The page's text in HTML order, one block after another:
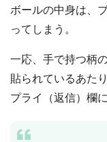
ボールの中身は、
ってしまう。
一応、手で持つ柄
貼られているあた
プライ（返信）欄に